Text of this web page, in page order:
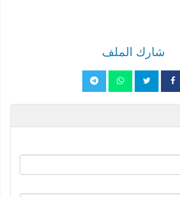
شارك الملف